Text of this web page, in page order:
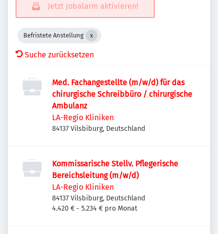
Jetzt Jobalarm aktivieren!
Befristete Anstellung
Suche zurücksetzen
Med. Fachangestellte (m/w/d) für das
chirurgische Schreibbüro / chirurgische
Ambulanz
LA-Regio Kliniken
84137 Vilsbiburg, Deutschland
Kommissarische Stellv. Pflegerische
Bereichsleitung (m/w/d)
LA-Regio Kliniken
84137 Vilsbiburg, Deutschland
4.420 € - 5.234 € pro Monat